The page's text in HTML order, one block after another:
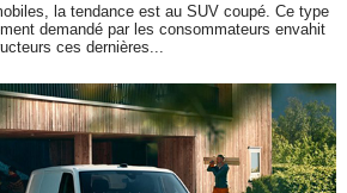
la tendance est au SUV coupé. Ce type
demandé par les consommateurs envahit
ces dernières...